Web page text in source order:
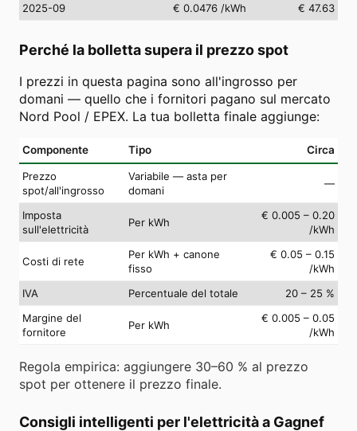
2025-09
€ 0.0476 /kWh € 47.63
Perché la bolletta supera il prezzo spot
I prezzi in questa pagina sono all'ingrosso per
domani — quello che i fornitori pagano sul mercato
Nord Pool / EPEX. La tua bolletta finale aggiunge:
Componente Tipo Circa
Prezzo
spot/all'ingrosso
Variabile — asta per
domani
—
Imposta
sull'elettricità
Per kWh
€ 0.005 – 0.20
/kWh
Costi di rete
Per kWh + canone
fisso
€ 0.05 – 0.15
/kWh
IVA
Percentuale del totale
20 – 25 %
Margine del
fornitore
Per kWh
€ 0.005 – 0.05
/kWh
Regola empirica: aggiungere 30–60 % al prezzo
spot per ottenere il prezzo finale.
Consigli intelligenti per l'elettricità a Gagnef